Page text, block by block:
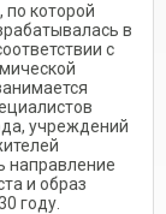
которой
в
с
учреждений
направление
и образ
году.